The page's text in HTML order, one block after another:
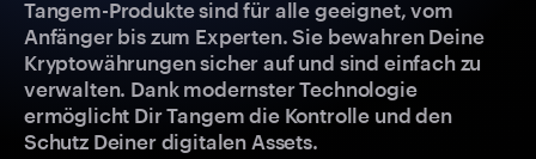
Tangem-Produkte sind für alle geeignet, vom
Anfänger bis zum Experten. Sie bewahren Deine
Kryptowährungen sicher auf und sind einfach zu
verwalten. Dank modernster Technologie
ermöglicht Dir Tangem die Kontrolle und den
Schutz Deiner digitalen Assets.